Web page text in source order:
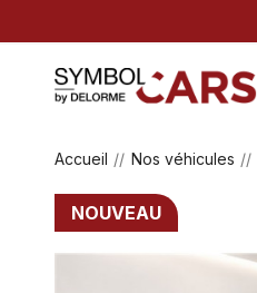
Accueil Nos véhicules
NOUVEAU